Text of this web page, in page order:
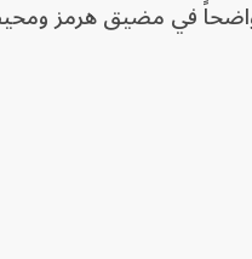
في مضيق هرمز